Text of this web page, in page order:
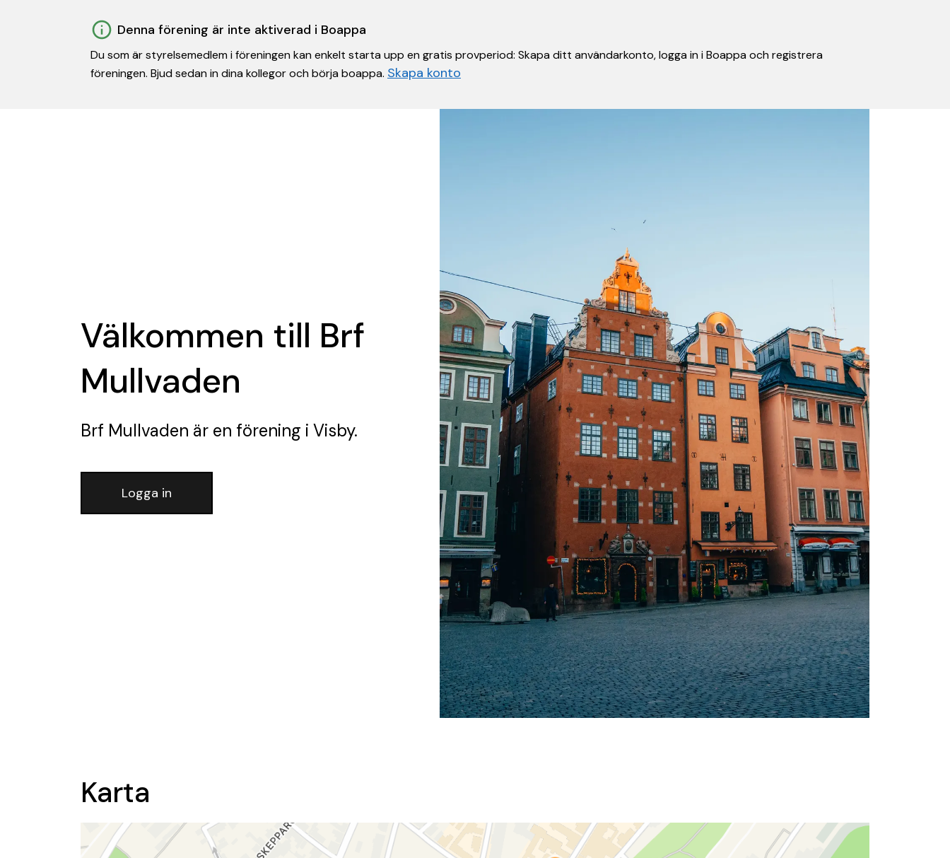
Denna förening är inte aktiverad i Boappa
Du som är styrelsemedlem i föreningen kan enkelt starta upp en gratis provperiod: Skapa ditt användarkonto, logga in i Boappa och registrera
föreningen. Bjud sedan in dina kollegor och börja boappa. Skapa konto
Välkommen till Brf
Mullvaden
Brf Mullvaden är en förening i Visby.
Logga in
Karta